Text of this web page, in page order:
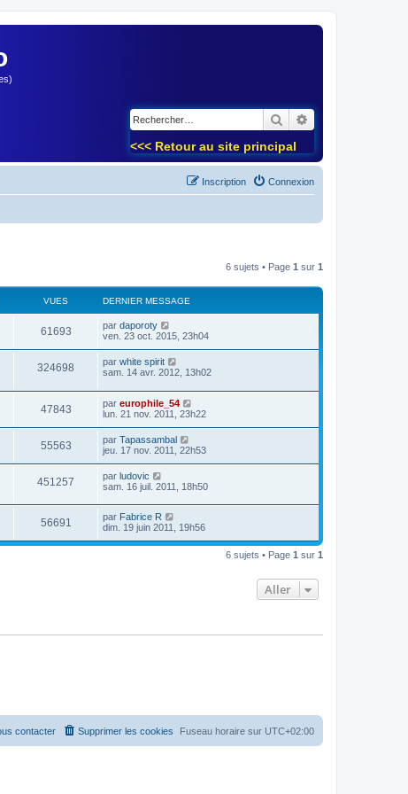
Rechercher
<<< Retour au site principal
Connexion
Inscription
6 sujets • Page 1 sur 1
VUES DERNIER MESSAGE
61693 par daporoty
ven. 23 oct. 2015, 23h04
324698 par white spirit
sam. 14 avr. 2012, 13h02
47843 par europhile_54
lun. 21 nov. 2011, 23h22
55563 par Tapassambal
jeu. 17 nov. 2011, 22h53
451257 par ludovic
sam. 16 juil. 2011, 18h50
56691 par Fabrice R
dim. 19 juin 2011, 19h56
6 sujets • Page 1 sur 1
Aller
Fuseau horaire sur UTC+02:00
Supprimer les cookies
contacter